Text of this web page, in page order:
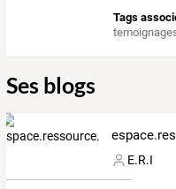
Tags
Ses blogs
E.R.I